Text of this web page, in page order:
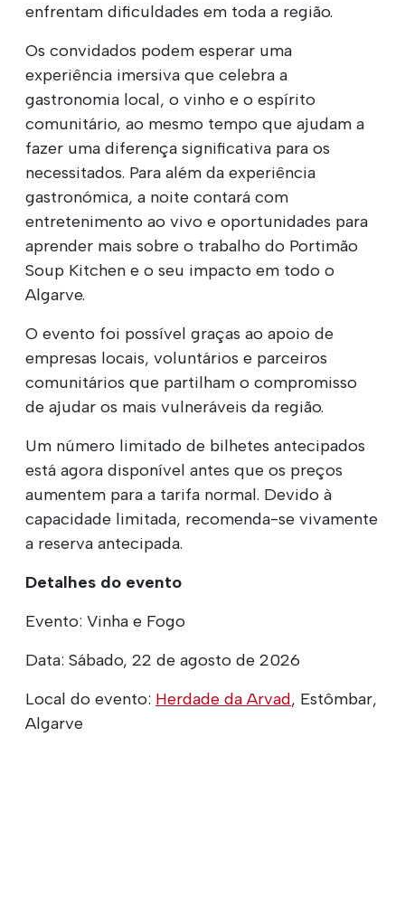
enfrentam dificuldades em toda a região.
Os convidados podem esperar uma
experiência imersiva que celebra a
gastronomia local, o vinho e o espírito
comunitário, ao mesmo tempo que ajudam a
fazer uma diferença significativa para os
necessitados. Para além da experiência
gastronómica, a noite contará com
entretenimento ao vivo e oportunidades para
aprender mais sobre o trabalho do Portimão
Soup Kitchen e o seu impacto em todo o
Algarve.
O evento foi possível graças ao apoio de
empresas locais, voluntários e parceiros
comunitários que partilham o compromisso
de ajudar os mais vulneráveis da região.
Um número limitado de bilhetes antecipados
está agora disponível antes que os preços
aumentem para a tarifa normal. Devido à
capacidade limitada, recomenda-se vivamente
a reserva antecipada.
Detalhes do evento
Evento: Vinha e Fogo
Data: Sábado, 22 de agosto de 2026
Local do evento: Herdade da Arvad, Estômbar,
Algarve